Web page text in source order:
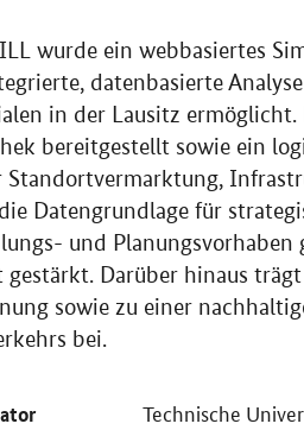
wurde ein webbasiertes
datenbasierte
in der Lausitz
bereitgestellt sowie ein
Datengrundlage für
und
Darüber hinaus
sowie zu einer
bei.
Technische